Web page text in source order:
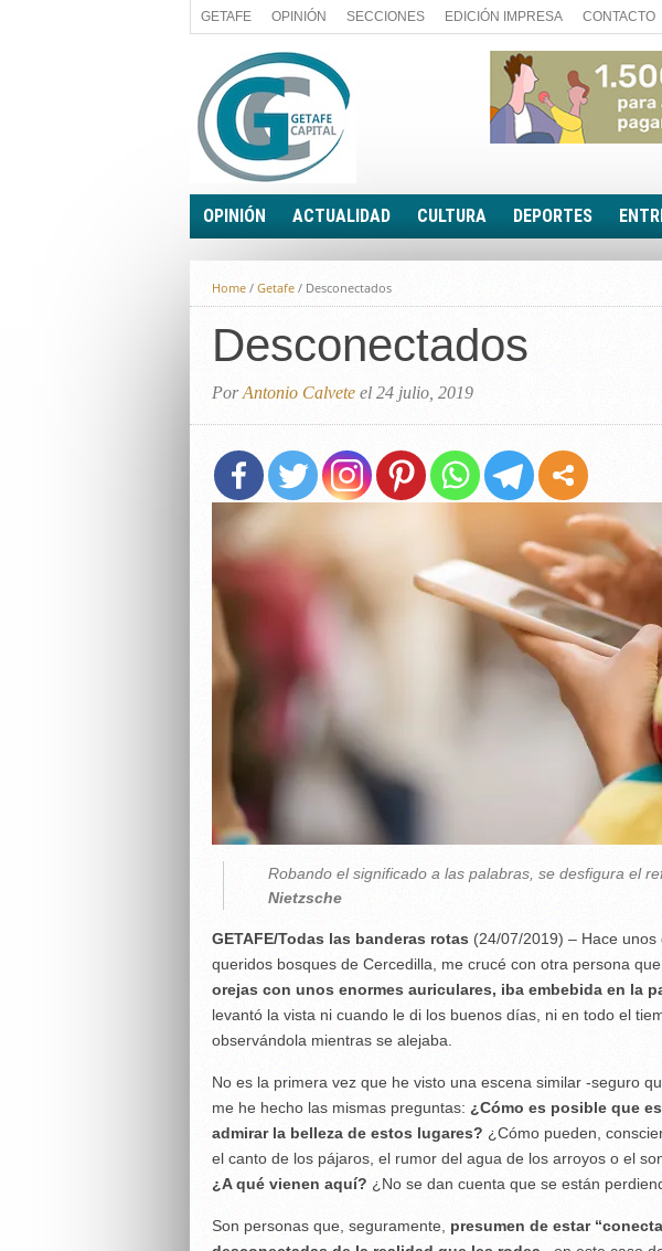
GETAFE OPINIÓN SECCIONES EDICIÓN IMPRESA CONTACTO
OPINIÓN
A FIN DE CUENTAS
PALABRA DE CONCEJAL
LA PIEDRA DE SÍSIFO
EL SACAPUNTAS
TODAS LAS BANDERAS
ROTAS
ACTUALIDAD
POLÍTICA
ECONOMÍA
BREVES
CULTURA DEPORTES
Home / Getafe / Desconectados
Desconectados
PorAntonio Calvete el 24 julio, 2019
Robando el significado a las palabras, se desfigura el
Nietzsche
GETAFE/Todas las banderas rotas (24/07/2019) – Hace
queridos bosques de Cercedilla, me crucé con otra persona
orejas con unos enormes auriculares, iba embebida en la
levantó la vista ni cuando le di los buenos días, ni en todo el
observándola mientras se alejaba.
No es la primera vez que he visto una escena similar -seguro
me he hecho las mismas preguntas: ¿Cómo es posible que
admirar la belleza de estos lugares? ¿Cómo pueden,
el canto de los pájaros, el rumor del agua de los arroyos o el
¿A qué vienen aquí? ¿No se dan cuenta que se están
Son personas que, seguramente, presumen de estar